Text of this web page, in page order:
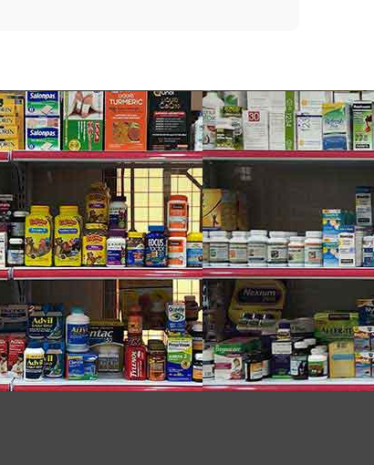
lớn. Nhờ vậy cơ thể bạn sẽ được tiếp
dưỡng mà cơ thể bạn cần. Nhờ sự bổ sung
say.
nguy cơ của một số bệnh do thiếu chất.
oxy và khả năng trao đổi chất cho cơ